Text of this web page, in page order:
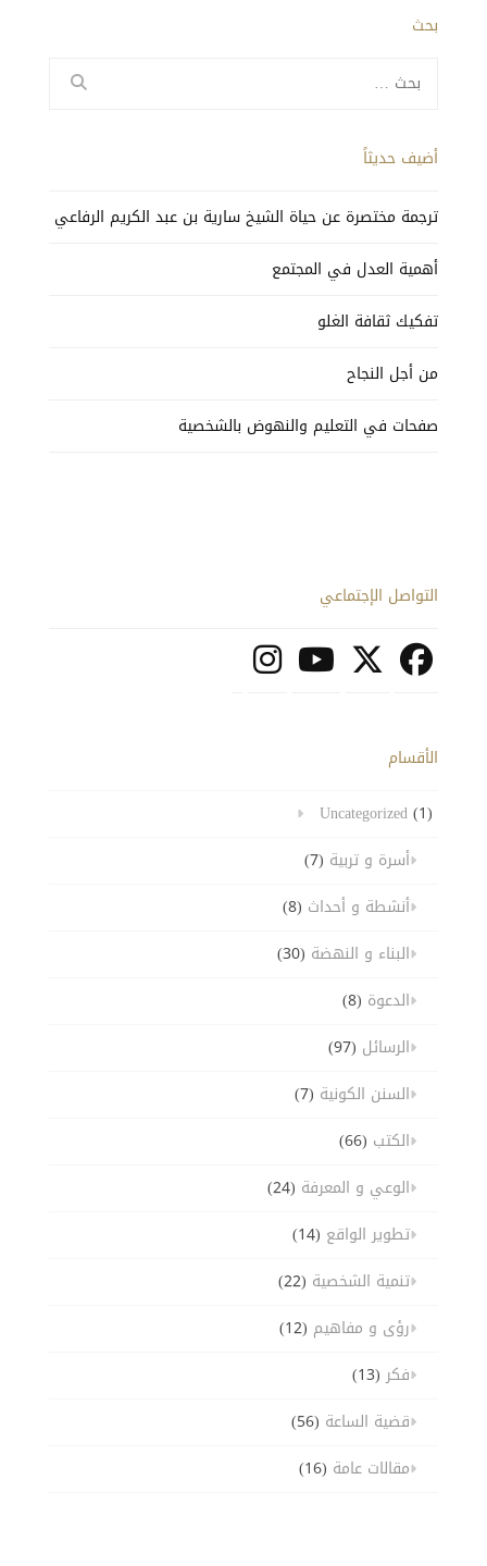
بحث
عن:
أضيف حديثاً
ترجمة مختصرة عن حياة الشيخ سارية بن عبد الكريم الرفاعي
أهمية العدل في المجتمع
تفكيك ثقافة الغلو
من أجل النجاح
صفحات في التعليم والنهوض بالشخصية
التواصل الإجتماعي
الأقسام
Uncategorized(1)
أسرة و تربية (7)
أنشطة و أحداث (8)
البناء و النهضة (30)
الدعوة (8)
الرسائل (97)
السنن الكونية (7)
الكتب (66)
الوعي و المعرفة (24)
تطوير الواقع (14)
تنمية الشخصية (22)
رؤى و مفاهيم (12)
فكر(13)
قضية الساعة (56)
مقالات عامة (16)